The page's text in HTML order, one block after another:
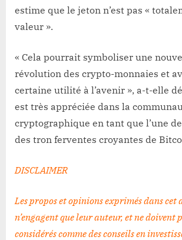
estime que le jeton n’est pas «
valeur ».
« Cela pourrait symboliser une
révolution des crypto-monnaies et
certaine utilité à l’avenir », a-t-elle
est très appréciée dans la
cryptographique en tant que l’une
des tron ferventes croyantes de
DISCLAIMER
Les propos et opinions exprimés dans cet
n’engagent que leur auteur, et ne doivent
considérés comme des conseils en